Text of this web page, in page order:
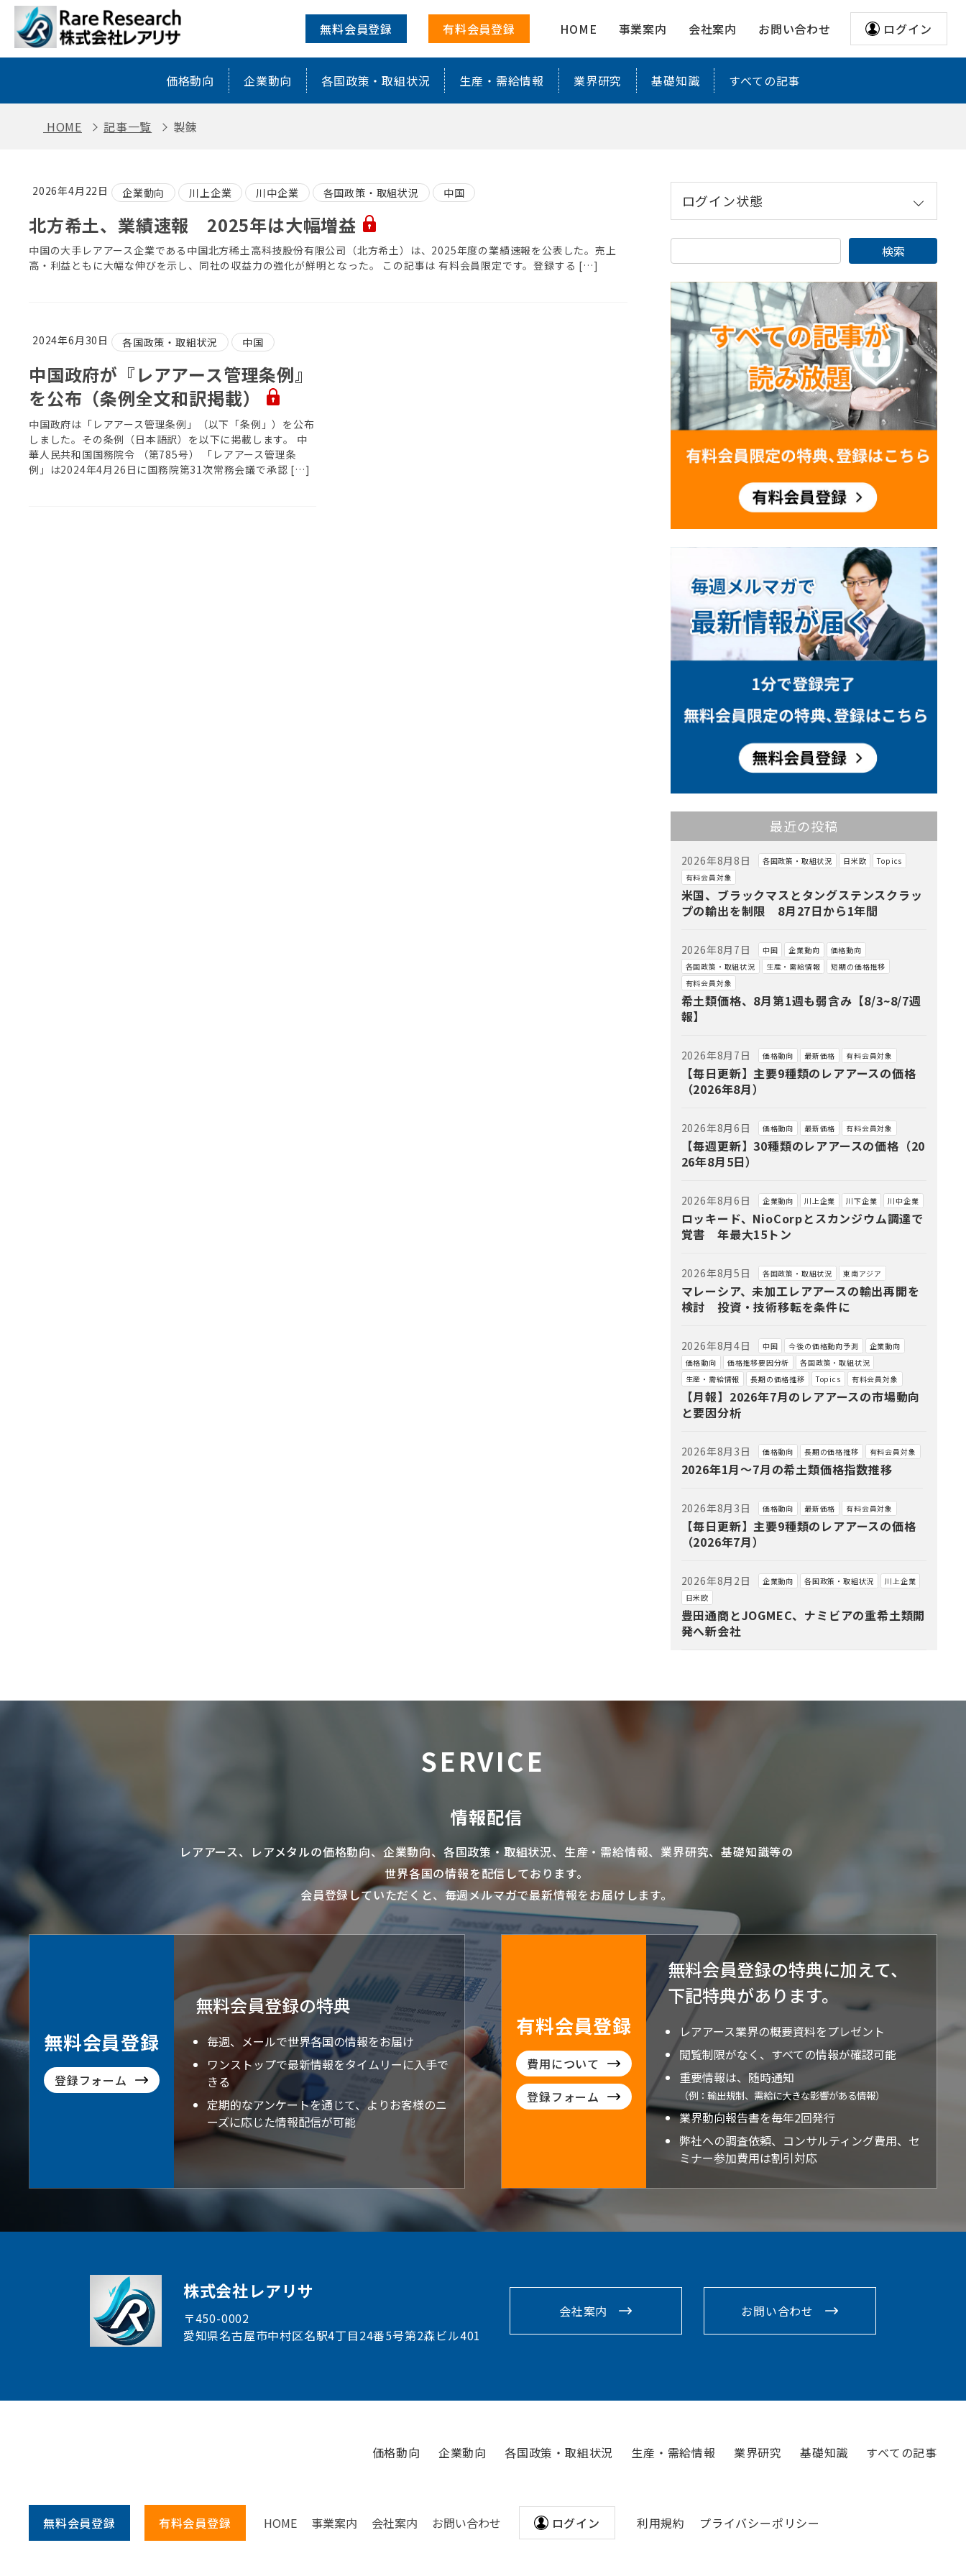
製錬 ｜ レアアース・レアメタルに特化した情報を配信
無料会員登録 有料会員登録 HOME 事業案内 会社案内 お問い合わせ ログイン
価格動向 企業動向 各国政策・取組状況 生産・需給情報 業界研究 基礎知識 すべての記事
HOME 記事一覧 製錬
2026年4月22日 企業動向 川上企業 川中企業 各国政策・取組状況 中国
北方希土、業績速報 2025年は大幅増益
中国の大手レアアース企業である中国北方稀土高科技股份有限公司（北方希土）は、2025年度の業績速報を公表した。売上
高・利益ともに大幅な伸びを示し、同社の収益力の強化が鮮明となった。 この記事は 有料会員限定です。登録する […]
2024年6月30日 各国政策・取組状況 中国
中国政府が『レアアース管理条例』
を公布（条例全文和訳掲載）
中国政府は「レアアース管理条例」（以下「条例」）を公布
しました。その条例（日本語訳）を以下に掲載します。 中
華人民共和国国務院令 （第785号） 「レアアース管理条
例」は2024年4月26日に国務院第31次常務会議で承認 […]
ログイン状態
最近の投稿
2026年8月8日 各国政策・取組状況 日米欧
Topics
有料会員対象
米国、ブラックマスとタングステンスクラッ
プの輸出を制限 8月27日から1年間
2026年8月7日 中国 企業動向
価格動向
各国政策・取組状況
生産・需給情報
短期の価格推移
有料会員対象
希土類価格、8月第1週も弱含み【8/3~8/7週
報】
2026年8月7日 価格動向 最新価格 有料会員対象
【毎日更新】主要9種類のレアアースの価格
（2026年8月）
2026年8月6日 価格動向 最新価格 有料会員対象
【毎週更新】30種類のレアアースの価格（20
26年8月5日）
2026年8月6日 企業動向 川上企業 川下企業 川中企業
ロッキード、NioCorpとスカンジウム調達で
覚書 年最大15トン
2026年8月5日 各国政策・取組状況 東南アジア
マレーシア、未加工レアアースの輸出再開を
検討 投資・技術移転を条件に
2026年8月4日 中国 今後の価格動向予測
企業動向
価格動向
価格推移要因分析
各国政策・取組状況
生産・需給情報
長期の価格推移 Topics 有料会員対象
【月報】2026年7月のレアアースの市場動向
と要因分析
2026年8月3日 価格動向 長期の価格推移 有料会員対象
2026年1月～7月の希土類価格指数推移
2026年8月3日 価格動向 最新価格 有料会員対象
【毎日更新】主要9種類のレアアースの価格
（2026年7月）
2026年8月2日 企業動向 各国政策・取組状況
川上企業
日米欧
豊田通商とJOGMEC、ナミビアの重希土類開
発へ新会社
SERVICE
情報配信
レアアース、 レアメタルの価格動向、企業動向、各国政策・取組状況、生産・需給情報、業界研究、基礎知識等の
世界各国の情報を配信しております。
会員登録していただくと、毎週メルマガで最新情報をお届けします。
無料会員登録
登録フォーム
無料会員登録の特典
毎週、メールで世界各国の情報をお届け
ワンストップで最新情報をタイムリーに入手で
きる
定期的なアンケートを通じて、よりお客様のニ
ーズに応じた情報配信が可能
有料会員登録
費用について
登録フォーム
無料会員登録の特典に加えて、
下記特典があります。
レアアース業界の概要資料をプレゼント
閲覧制限がなく、すべての情報が確認可能
重要情報は、随時通知
（例：輸出規制、需給に大きな影響がある情報）
業界動向報告書を毎年2回発行
弊社への調査依頼、コンサルティング費用、セ
ミナー参加費用は割引対応
株式会社レアリサ
〒450-0002
愛知県名古屋市中村区名駅4丁目24番5号第2森ビル401
会社案内 お問い合わせ
価格動向 企業動向 各国政策・取組状況 生産・需給情報 業界研究 基礎知識 すべての記事
無料会員登録 有料会員登録 HOME 事業案内 会社案内 お問い合わせ ログイン 利用規約 プライバシーポリシー